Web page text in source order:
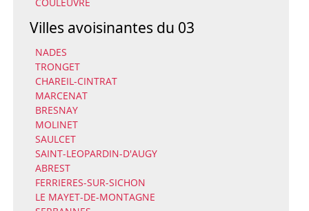
Villes avoisinantes du 03
NADES
TRONGET
CHAREIL-CINTRAT
MARCENAT
BRESNAY
MOLINET
SAULCET
SAINT-LEOPARDIN-D'AUGY
ABREST
FERRIERES-SUR-SICHON
LE MAYET-DE-MONTAGNE